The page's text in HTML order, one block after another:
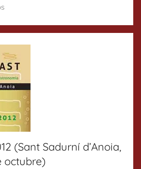
(Sant Sadurní d’Anoia,
octubre)